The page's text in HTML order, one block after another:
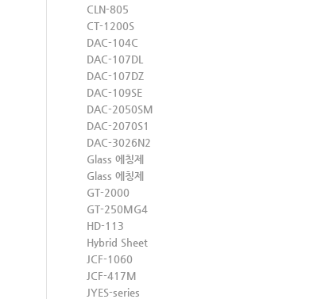
CLN-805
CT-1200S
DAC-104C
DAC-107DL
DAC-107DZ
DAC-109SE
DAC-2050SM
DAC-2070S1
DAC-3026N2
Glass 에칭제
Glass 에칭제
GT-2000
GT-250MG4
HD-113
Hybrid Sheet
JCF-1060
JCF-417M
JYES-series